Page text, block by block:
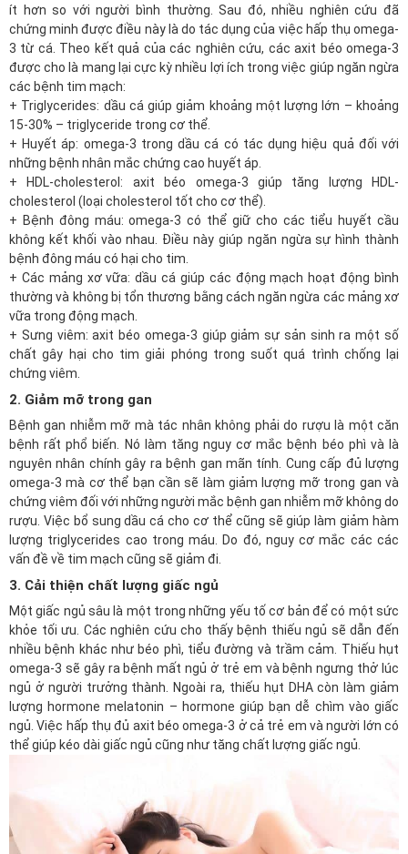
ít hơn so với người bình thường. Sau đó, nhiều nghiên cứu đã
chứng minh được điều này là do tác dụng của việc hấp thụ omega-
3 từ cá. Theo kết quả của các nghiên cứu, các axit béo omega-3
được cho là mang lại cực kỳ nhiều lợi ích trong việc giúp ngăn ngừa
các bệnh tim mạch:
+ Triglycerides: dầu cá giúp giảm khoảng một lượng lớn – khoảng
15-30% – triglyceride trong cơ thể.
+ Huyết áp: omega-3 trong dầu cá có tác dụng hiệu quả đối với
những bệnh nhân mắc chứng cao huyết áp.
+ HDL-cholesterol: axit béo omega-3 giúp tăng lượng HDL-
cholesterol (loại cholesterol tốt cho cơ thể).
+ Bệnh đông máu: omega-3 có thể giữ cho các tiểu huyết cầu
không kết khối vào nhau. Điều này giúp ngăn ngừa sự hình thành
bệnh đông máu có hại cho tim.
+ Các mảng xơ vữa: dầu cá giúp các động mạch hoạt động bình
thường và không bị tổn thương bằng cách ngăn ngừa các mảng xơ
vữa trong động mạch.
+ Sưng viêm: axit béo omega-3 giúp giảm sự sản sinh ra một số
chất gây hại cho tim giải phóng trong suốt quá trình chống lại
chứng viêm.
2. Giảm mỡ trong gan
Bệnh gan nhiễm mỡ mà tác nhân không phải do rượu là một căn
bệnh rất phổ biến. Nó làm tăng nguy cơ mắc bệnh béo phì và là
nguyên nhân chính gây ra bệnh gan mãn tính. Cung cấp đủ lượng
omega-3 mà cơ thể bạn cần sẽ làm giảm lượng mỡ trong gan và
chứng viêm đối với những người mắc bệnh gan nhiễm mỡ không do
rượu. Việc bổ sung dầu cá cho cơ thể cũng sẽ giúp làm giảm hàm
lượng triglycerides cao trong máu. Do đó, nguy cơ mắc các các
vấn đề về tim mạch cũng sẽ giảm đi.
3. Cải thiện chất lượng giấc ngủ
Một giấc ngủ sâu là một trong những yếu tố cơ bản để có một sức
khỏe tối ưu. Các nghiên cứu cho thấy bệnh thiếu ngủ sẽ dẫn đến
nhiều bệnh khác như béo phì, tiểu đường và trầm cảm. Thiếu hụt
omega-3 sẽ gây ra bệnh mất ngủ ở trẻ em và bệnh ngưng thở lúc
ngủ ở người trưởng thành. Ngoài ra, thiếu hụt DHA còn làm giảm
lượng hormone melatonin – hormone giúp bạn dễ chìm vào giấc
ngủ. Việc hấp thụ đủ axit béo omega-3 ở cả trẻ em và người lớn có
thể giúp kéo dài giấc ngủ cũng như tăng chất lượng giấc ngủ.